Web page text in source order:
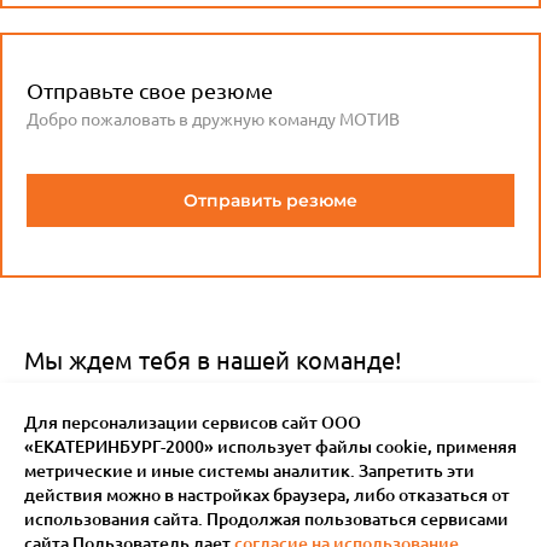
Отправьте свое резюме
Добро пожаловать в дружную команду МОТИВ
Отправить резюме
Мы ждем тебя в нашей команде!
Рекомендуем
интересно
Для персонализации сервисов сайт ООО
«ЕКАТЕРИНБУРГ-2000» использует файлы сookie, применяя
метрические и иные системы аналитик. Запретить эти
действия можно в настройках браузера, либо отказаться от
использования сайта. Продолжая пользоваться сервисами